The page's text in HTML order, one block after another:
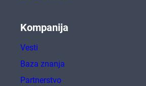
Kompanija
Vesti
Baza znanja
Partnerstvo